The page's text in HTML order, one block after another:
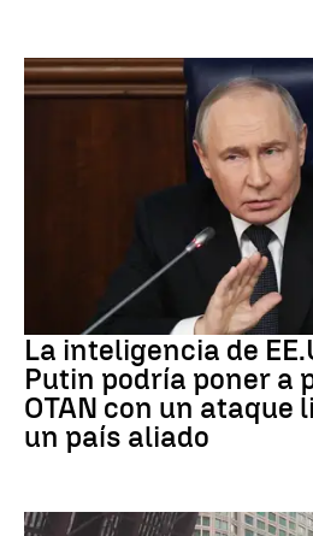
La inteligencia de
Putin podría poner a
OTAN con un
un país aliado